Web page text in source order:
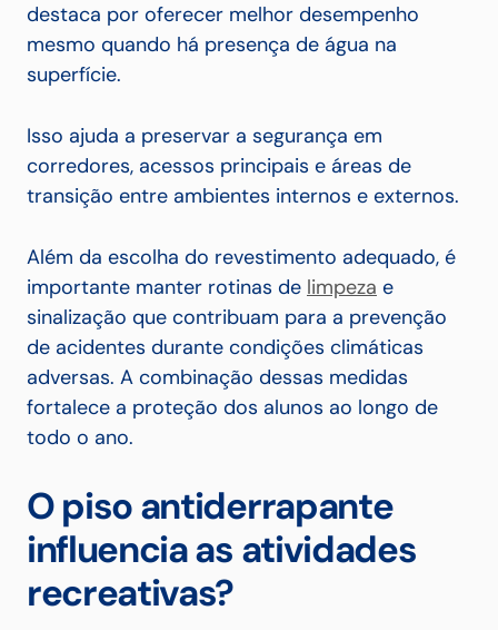
destaca por oferecer melhor desempenho
mesmo quando há presença de água na
superfície.
Isso ajuda a preservar a segurança em
corredores, acessos principais e áreas de
transição entre ambientes internos e externos.
Além da escolha do revestimento adequado, é
importante manter rotinas de limpeza e
sinalização que contribuam para a prevenção
de acidentes durante condições climáticas
adversas. A combinação dessas medidas
fortalece a proteção dos alunos ao longo de
todo o ano.
O piso antiderrapante
influencia as atividades
recreativas?